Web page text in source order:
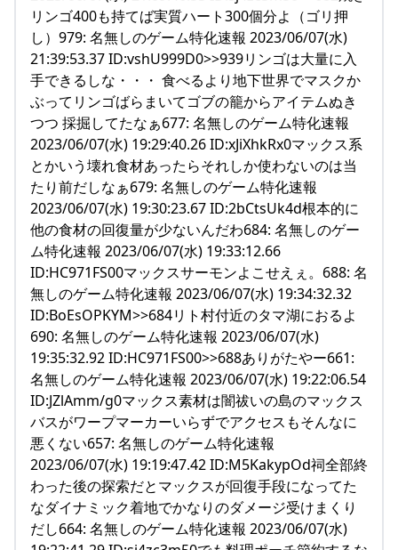
リンゴ400も持てば実質ハート300個分よ（ゴリ押
し）979: 名無しのゲーム特化速報 2023/06/07(水)
21:39:53.37 ID:vshU999D0>>939リンゴは大量に入
手できるしな・・・ 食べるより地下世界でマスクか
ぶってリンゴばらまいてゴブの籠からアイテムぬき
つつ 採掘してたなぁ677: 名無しのゲーム特化速報
2023/06/07(水) 19:29:40.26 ID:xJiXhkRx0マックス系
とかいう壊れ食材あったらそれしか使わないのは当
たり前だしなぁ679: 名無しのゲーム特化速報
2023/06/07(水) 19:30:23.67 ID:2bCtsUk4d根本的に
他の食材の回復量が少ないんだわ684: 名無しのゲー
ム特化速報 2023/06/07(水) 19:33:12.66
ID:HC971FS00マックスサーモンよこせえぇ。688: 名
無しのゲーム特化速報 2023/06/07(水) 19:34:32.32
ID:BoEsOPKYM>>684リト村付近のタマ湖におるよ
690: 名無しのゲーム特化速報 2023/06/07(水)
19:35:32.92 ID:HC971FS00>>688ありがたやー661:
名無しのゲーム特化速報 2023/06/07(水) 19:22:06.54
ID:JZlAmm/g0マックス素材は闇祓いの島のマックス
バスがワープマーカーいらずでアクセスもそんなに
悪くない657: 名無しのゲーム特化速報
2023/06/07(水) 19:19:47.42 ID:M5KakypOd祠全部終
わった後の探索だとマックスが回復手段になってた
なダイナミック着地でかなりのダメージ受けまくり
だし664: 名無しのゲーム特化速報 2023/06/07(水)